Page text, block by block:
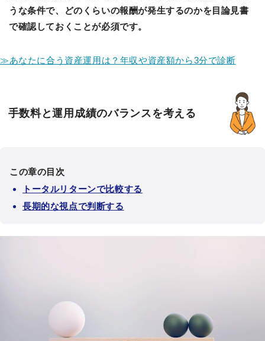
うな条件で、どのくらいの報酬が発生するのかを目論見書
で確認しておくことが必須です。
≫あなたに合う資産運用は？年収や資産額から3分で診断
手数料と運用成績のバランスを考える
この章の目次
トータルリターンで比較する
長期的な視点で判断する